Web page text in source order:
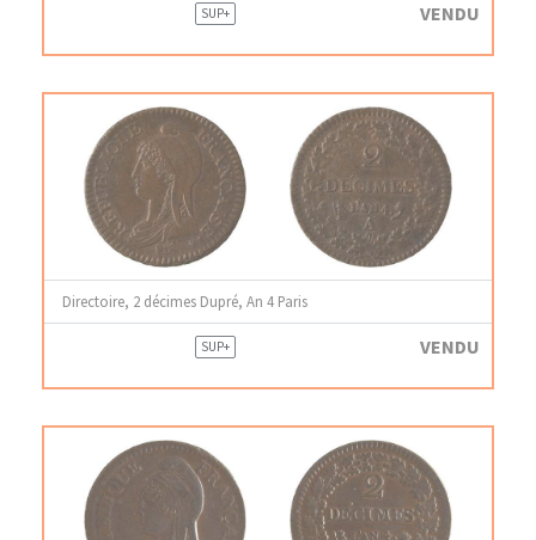
SUP+ VENDU
Directoire, 2 décimes Dupré, An 4 Paris
SUP+ VENDU